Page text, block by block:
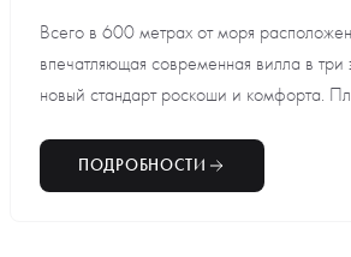
Всего в 600 метрах от моря
впечатляющая современная вилла в
новый стандарт роскоши и комфорта.
ПОДРОБНОСТИ